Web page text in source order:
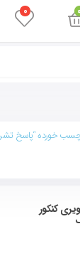
خورده “پاسخ
کنکور
0